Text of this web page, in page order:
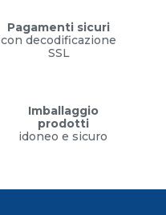
Pagamenti sicuri
con decodificazione
SSL
Imballaggio
prodotti
idoneo e sicuro